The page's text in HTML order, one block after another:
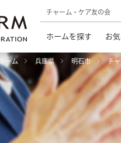
チャーム・ケア友の会
ホームを探す お
ーム 兵庫県 明石市 チ